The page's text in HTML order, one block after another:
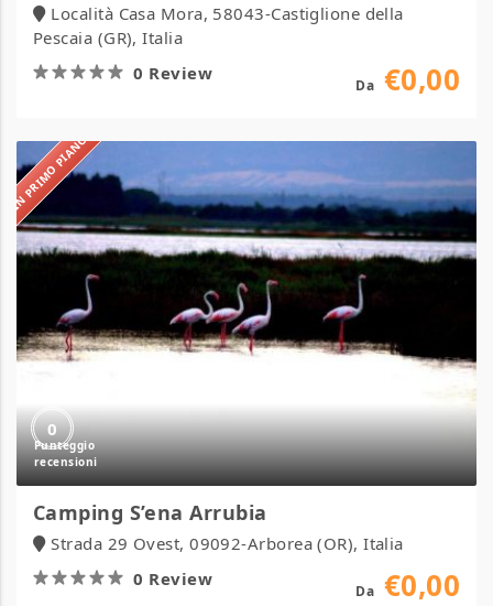
Località Casa Mora, 58043-Castiglione della
Pescaia (GR), Italia
0 Review
Da €0,00
IN PRIMO PIANO
0
S’ena
Arrubia
Camping S’ena Arrubia
Strada 29 Ovest, 09092-Arborea (OR), Italia
0 Review
Da €0,00